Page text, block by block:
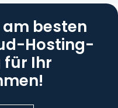
am besten
Hosting-
für Ihr